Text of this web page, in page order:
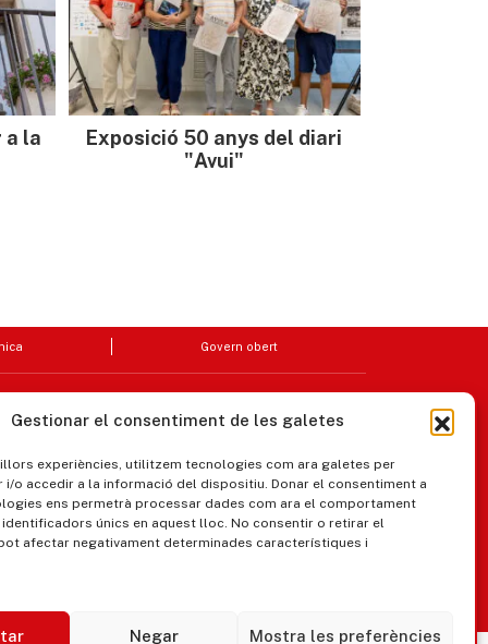
Gestionar el consentiment de les galetes
experiències, utilitzem tecnologies com ara galetes per
i/o accedir a la informació del dispositiu. Donar el consentiment a
ens permetrà processar dades com ara el comportament
identificadors únics en aquest lloc. No consentir o retirar el
afectar negativament determinades característiques i
Negar Mostra les preferències
a la
Exposició 50 anys del diari
"Avui"
Govern obert